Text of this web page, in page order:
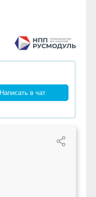
Написать в чат